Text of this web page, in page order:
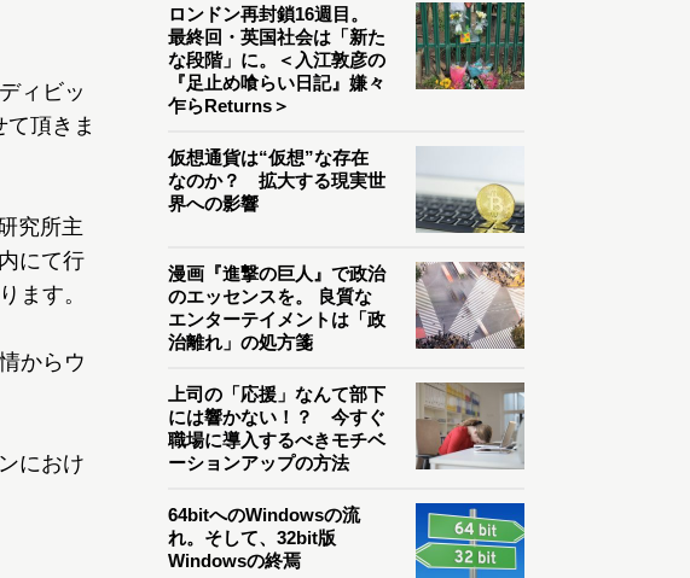
ィビッ
頂きま
究所主
にて行
ます。
からウ
におけ
ロンドン再封鎖16週目。
最終回・英国社会は「新た
な段階」に。＜入江敦彦の
『足止め喰らい日記』嫌々
乍らReturns＞
仮想通貨は“仮想”な存在
なのか？ 拡大する現実世
界への影響
漫画『進撃の巨人』で政治
のエッセンスを。 良質な
エンターテイメントは「政
治離れ」の処方箋
上司の「応援」なんて部下
には響かない！？ 今すぐ
職場に導入するべきモチベ
ーションアップの方法
64bitへのWindowsの流
れ。そして、32bit版
Windowsの終焉